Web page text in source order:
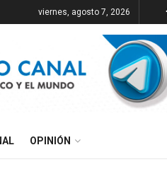
viernes, agosto 7, 2026
OPINIÓN